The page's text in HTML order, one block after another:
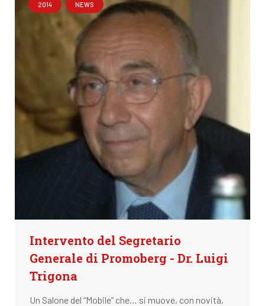
2014 NEWS
Intervento del Segretario
Generale di Promoberg - Dr. Luigi
Trigona
Un Salone del “Mobile” che… si muove, con novità,